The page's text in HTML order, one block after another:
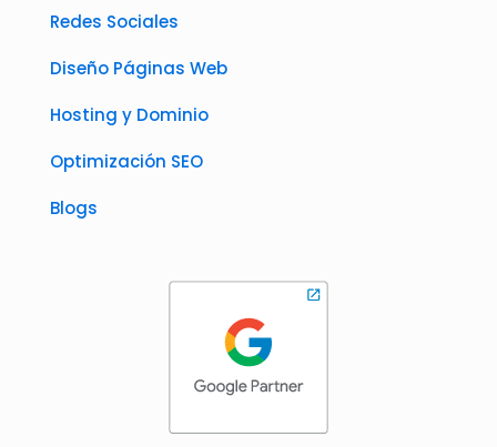
Redes Sociales
Diseño Páginas Web
Hosting y Dominio
Optimización SEO
Blogs